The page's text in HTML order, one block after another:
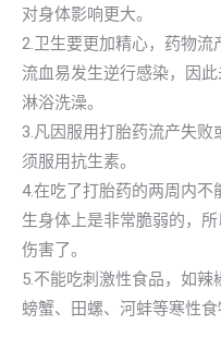
对身体影响更大。
2.卫生要更加精心，药物
流血易发生逆行感染，因
淋浴洗澡。
3.凡因服用打胎药流产失
须服用抗生素。
4.在吃了打胎药的两周内
生身体上是非常脆弱的，
伤害了。
5.不能吃刺激性食品，如
螃蟹、田螺、河蚌等寒性